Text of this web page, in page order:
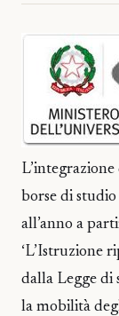
borse di
all’anno a
‘L’Istruzione
dalla Legge di
la mobilità